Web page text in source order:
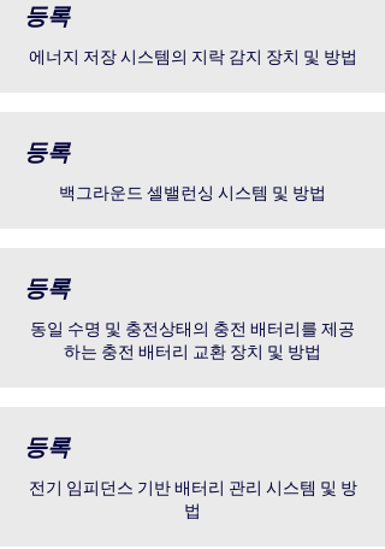
등록
에너지 저장 시스템의 지락 감지 장치 및 방법
등록
백그라운드 셀밸런싱 시스템 및 방법
등록
​동일 수명 및 충전상태의 충전 배터리를 제공
하는 충전 배터리 교환 장치 및 방법
등록
전기 임피던스 기반 배터리 관리 시스템 및 방
법